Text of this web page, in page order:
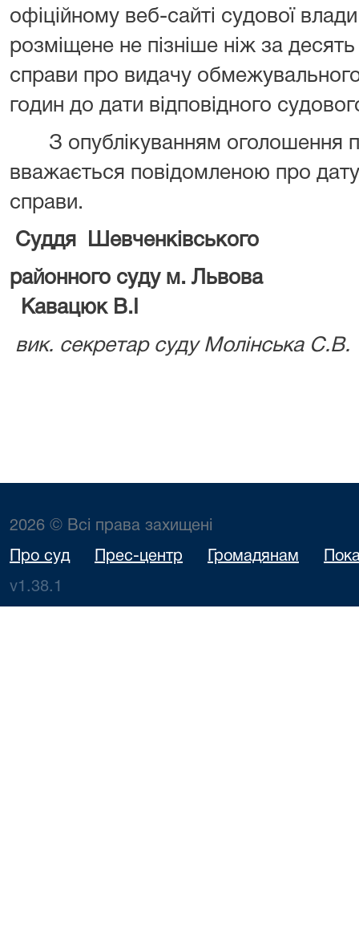
офіційному веб-сайті судової
розміщене не пізніше ніж за десять
справи про видачу
годин до дати відповідного
З опублікуванням оголошення
вважається повідомленою про
справи.
Суддя Шевченківського
районного
Кавацюк В.І
вик. секретар суду Молінська С.В.
2026 © Всі права захищені
Про суд Прес-центр Громадянам
v1.38.1